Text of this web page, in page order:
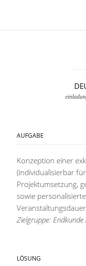
AUFGABE
Konzeption einer
(individualisierbar
Projektumsetzung,
sowie
Zielgruppe:
LÖSUNG